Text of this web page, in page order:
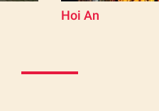
Hoi An